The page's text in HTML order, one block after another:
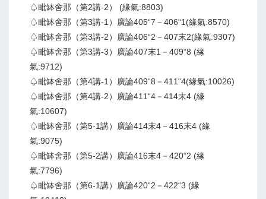
♤毗缽舍那（第2講-2） (緣氣:8803)
♤毗缽舍那（第3講-1）廣論405“7－406“1(緣氣:8570)
♤毗缽舍那（第3講-2）廣論406“2－407末2(緣氣:9307)
♤毗缽舍那（第3講-3）廣論407末1－409“8 (緣
氣:9712)
♤毗缽舍那（第4講-1）廣論409“8－411“4(緣氣:10026)
♤毗缽舍那（第4講-2）廣論411“4－414末4 (緣
氣:10607)
♤毗缽舍那（第5-1講）廣論414末4－416末4 (緣
氣:9075)
♤毗缽舍那（第5-2講）廣論416末4－420“2 (緣
氣:7796)
♤毗缽舍那（第6-1講）廣論420“2－422“3 (緣